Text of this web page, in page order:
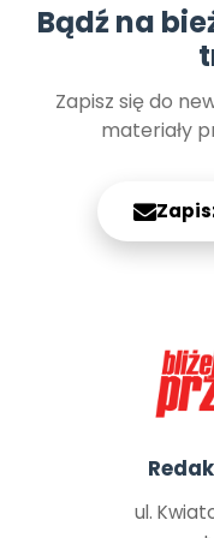
Bądź na
Zapisz się do
materiały
ul.